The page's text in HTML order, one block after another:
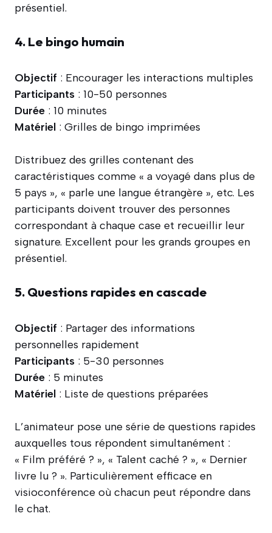
présentiel.
4. Le bingo humain
Objectif : Encourager les interactions multiples
Participants : 10-50 personnes
Durée : 10 minutes
Matériel : Grilles de bingo imprimées
Distribuez des grilles contenant des
caractéristiques comme « a voyagé dans plus de
5 pays », « parle une langue étrangère », etc. Les
participants doivent trouver des personnes
correspondant à chaque case et recueillir leur
signature. Excellent pour les grands groupes en
présentiel.
5. Questions rapides en cascade
Objectif : Partager des informations
personnelles rapidement
Participants : 5-30 personnes
Durée : 5 minutes
Matériel : Liste de questions préparées
L’animateur pose une série de questions rapides
auxquelles tous répondent simultanément :
« Film préféré ? », « Talent caché ? », « Dernier
livre lu ? ». Particulièrement efficace en
visioconférence où chacun peut répondre dans
le chat.